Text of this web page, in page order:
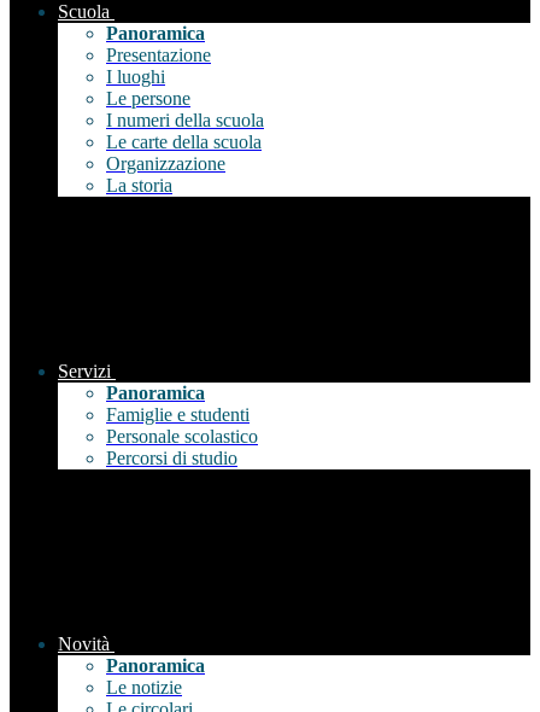
Scuola
Panoramica
Presentazione
I luoghi
Le persone
I numeri della scuola
Le carte della scuola
Organizzazione
La storia
Servizi
Panoramica
Famiglie e studenti
Personale scolastico
Percorsi di studio
Novità
Panoramica
Le notizie